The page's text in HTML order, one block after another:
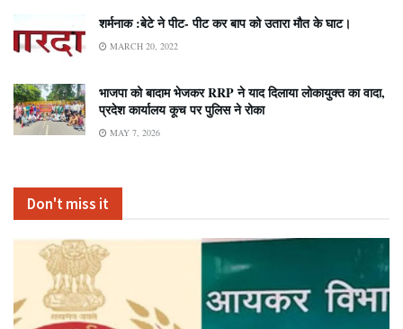
शर्मनाक :बेटे ने पीट- पीट कर बाप को उतारा मौत के घाट।
MARCH 20, 2022
भाजपा को बादाम भेजकर RRP ने याद दिलाया लोकायुक्त का वादा,
प्रदेश कार्यालय कूच पर पुलिस ने रोका
MAY 7, 2026
Don't miss it